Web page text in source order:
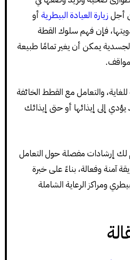
أجلزيارة العيادة البيطريةأو
فإن فهم سلوك القطة
يمكن أن يغير تمامًا طبيعة
والتعامل مع القطط الخائفة
إلى إيذائها أو حتى إيذائك
لك إرشادات مفصلة حول التعامل
آمنة وفعالة، بناءً على خبرة
ومراكز الرعاية الشاملة